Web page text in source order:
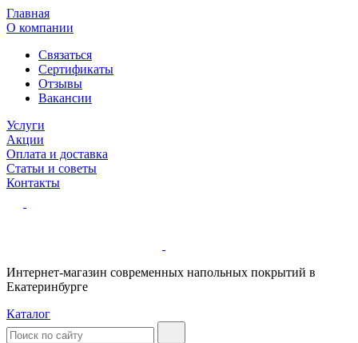
Главная
О компании
Связаться
Сертификаты
Отзывы
Вакансии
Услуги
Акции
Оплата и доставка
Статьи и советы
Контакты
Интернет-магазин современных напольных покрытий в
Екатеринбурге
Каталог